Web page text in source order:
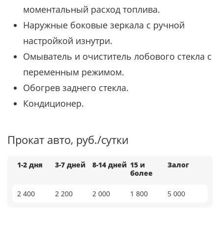
моментальный расход топлива.
Наружные боковые зеркала с ручной
настройкой изнутри.
Омыватель и очиститель лобового стекла с
переменным режимом.
Обогрев заднего стекла.
Кондиционер.
Прокат авто, руб./сутки
1-2 дня 3-7 дней 8-14 дней 15 и
более
Залог
2 400 2 200 2 000 1 800 5 000